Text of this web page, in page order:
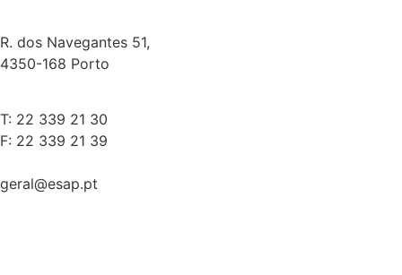
R. dos Navegantes 51,
4350-168 Porto
T: 22 339 21 30
F: 22 339 21 39
geral@esap.pt